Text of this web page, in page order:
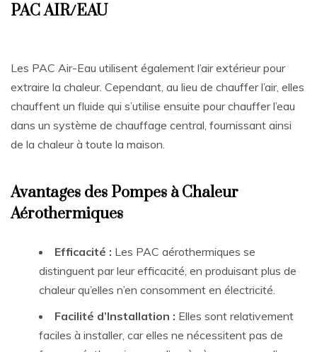
PAC AIR/EAU
Les PAC Air-Eau utilisent également l’air extérieur pour
extraire la chaleur. Cependant, au lieu de chauffer l’air, elles
chauffent un fluide qui s’utilise ensuite pour chauffer l’eau
dans un système de chauffage central, fournissant ainsi
de la chaleur à toute la maison.
Avantages des Pompes à Chaleur
Aérothermiques
Efficacité : Les PAC aérothermiques se
distinguent par leur efficacité, en produisant plus de
chaleur qu’elles n’en consomment en électricité.
Facilité d’Installation : Elles sont relativement
faciles à installer, car elles ne nécessitent pas de